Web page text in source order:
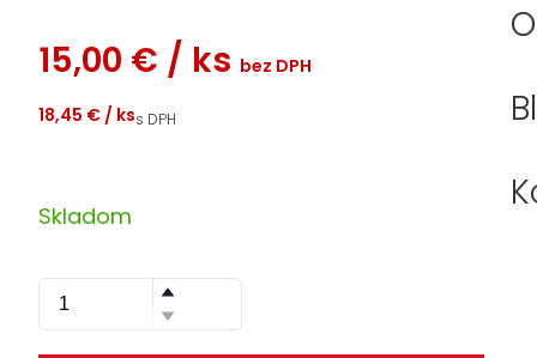
15,00 € / ks bez DPH
18,45 € / kss DPH
Skladom